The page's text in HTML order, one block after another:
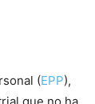
(EPP),